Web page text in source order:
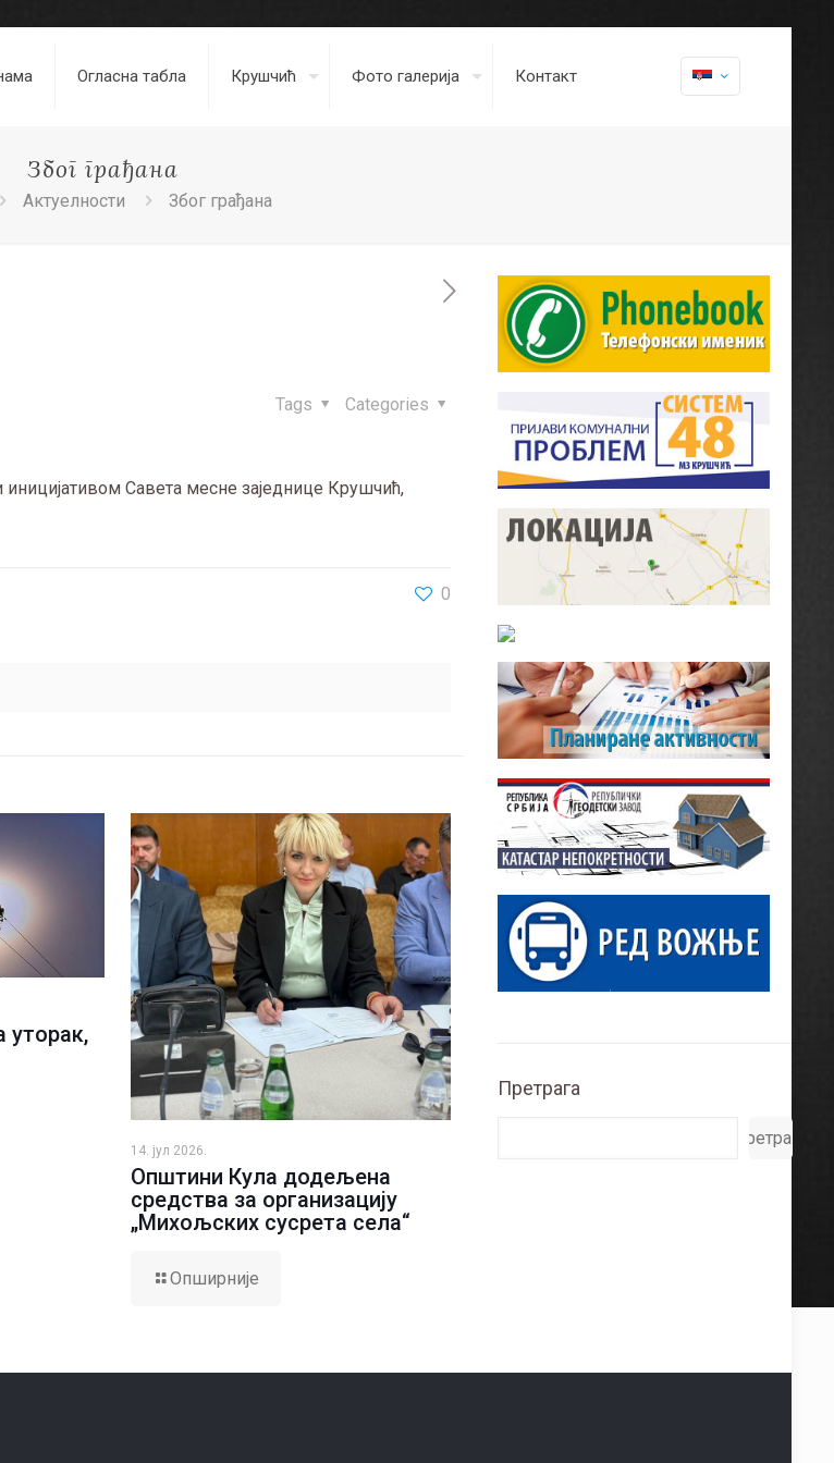
Огласна табла Крушчић Фото галерија Контакт
Због грађана
Актуелности Због грађана
Categories
Tags
Савета месне заједнице Крушчић,
0
уторак,
14. јул 2026.
Општини Кула додељена
средства за организацију
„Михољских сусрета села“
Опширније
Претрага
Претрага